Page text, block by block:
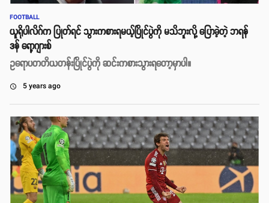
FOOTBALL
ယူရိုပါလိဂ်က ပြုတ်ရင် သွားကစားရမယ့်ပြိုင်ပွဲကို မသိဘူးလို့ ပြောခဲ့တဲ့ ဘရန်
ဒန် ရော့ဂျားစ်
ဥရောပတတိယတန်းပြိုင်ပွဲကို ဆင်းကစားသွားရတော့မှာပါ။
access_time 5 years ago